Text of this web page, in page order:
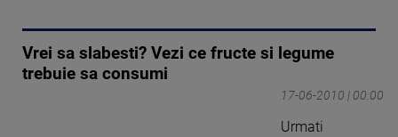
Vrei sa slabesti? Vezi ce fructe si legume
trebuie sa consumi
17-06-2010 | 00:00
Urmati